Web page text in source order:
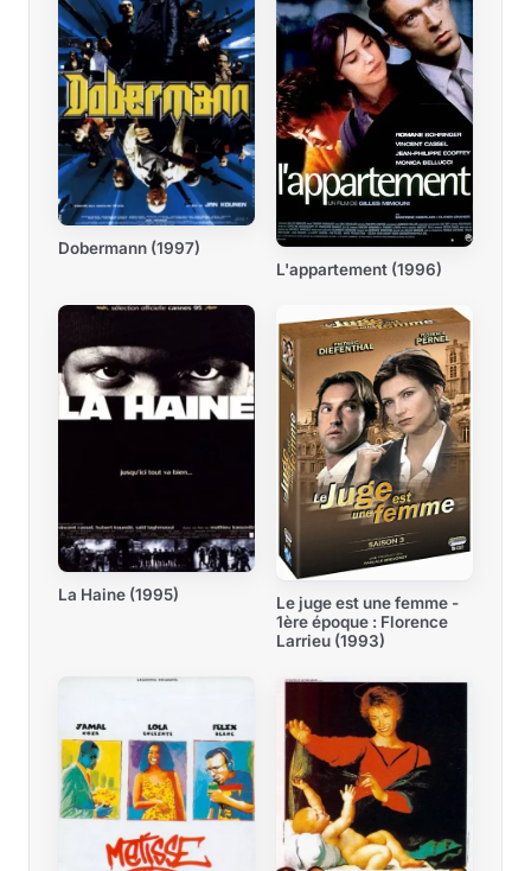
Dobermann (1997)
L'appartement (1996)
La Haine (1995)
Le juge est une femme -
1ère époque : Florence
Larrieu (1993)